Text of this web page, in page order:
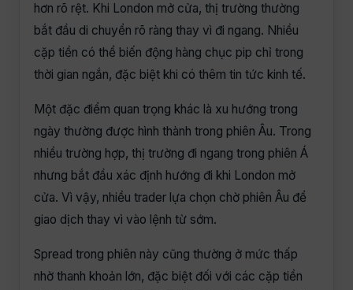
hơn rõ rệt. Khi London mở cửa, thị trường thường
bắt đầu di chuyển rõ ràng thay vì đi ngang. Nhiều
cặp tiền có thể biến động hàng chục pip chỉ trong
thời gian ngắn, đặc biệt khi có thêm tin tức kinh tế.
Một đặc điểm quan trọng khác là xu hướng trong
ngày thường được hình thành trong phiên Âu. Trong
nhiều trường hợp, thị trường đi ngang trong phiên Á
nhưng bắt đầu xác định hướng đi khi London mở
cửa. Vì vậy, nhiều trader lựa chọn chờ phiên Âu để
giao dịch thay vì vào lệnh từ sớm.
Spread trong phiên này cũng thường ở mức thấp
nhờ thanh khoản lớn, đặc biệt đối với các cặp tiền